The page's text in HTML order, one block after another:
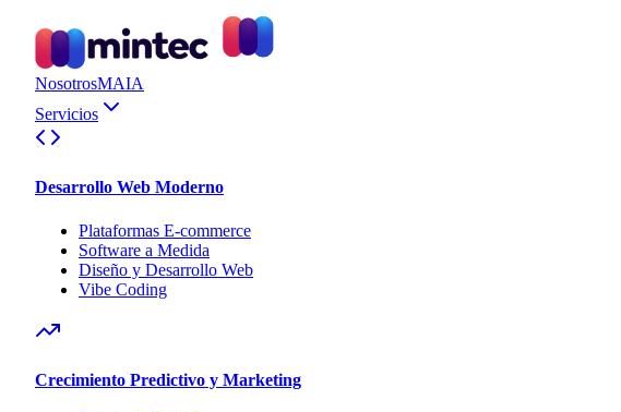
NosotrosMAIA
Servicios
Desarrollo Web Moderno
Plataformas E-commerce
Software a Medida
Diseño y Desarrollo Web
Vibe Coding
Crecimiento Predictivo y Marketing